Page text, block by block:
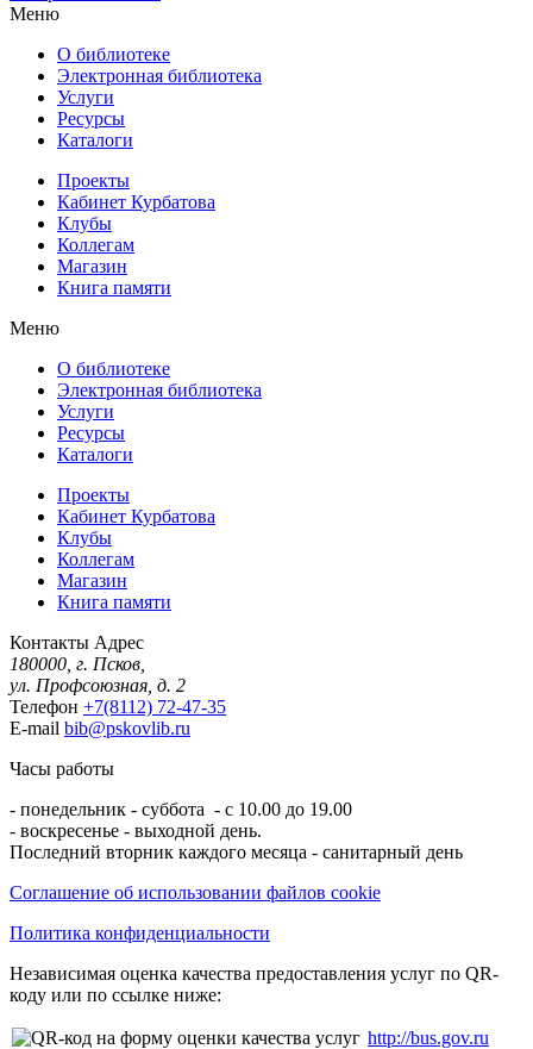
Меню
О библиотеке
Электронная библиотека
Услуги
Ресурсы
Каталоги
Проекты
Кабинет Курбатова
Клубы
Коллегам
Магазин
Книга памяти
Меню
О библиотеке
Электронная библиотека
Услуги
Ресурсы
Каталоги
Проекты
Кабинет Курбатова
Клубы
Коллегам
Магазин
Книга памяти
Контакты Адрес
180000, г. Псков,
ул. Профсоюзная, д. 2
Телефон +7(8112) 72-47-35
E-mail bib@pskovlib.ru
Часы работы
- понедельник - суббота - с 10.00 до 19.00
- воскресенье - выходной день.
Последний вторник каждого месяца - санитарный день
Соглашение об использовании файлов cookie
Политика конфиденциальности
Независимая оценка качества предоставления услуг по QR-
коду или по ссылке ниже:
http://bus.gov.ru